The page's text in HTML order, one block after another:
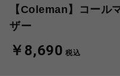
【Coleman】コー
ザー
￥8,690 税込